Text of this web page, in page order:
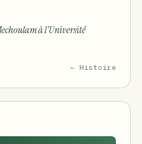
à l'Université
— Histoire